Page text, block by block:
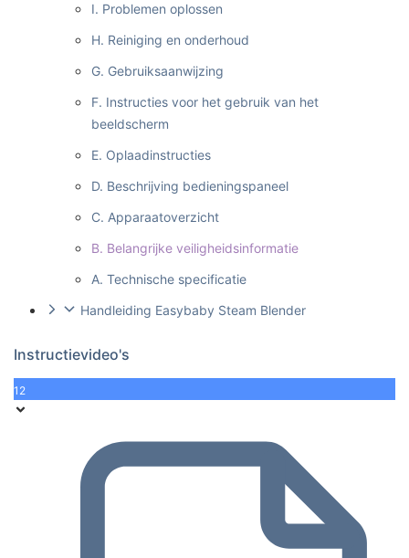
I. Problemen oplossen
H. Reiniging en onderhoud
G. Gebruiksaanwijzing
F. Instructies voor het gebruik van het
beeldscherm
E. Oplaadinstructies
D. Beschrijving bedieningspaneel
C. Apparaatoverzicht
B. Belangrijke veiligheidsinformatie
A. Technische specificatie
Handleiding Easybaby Steam Blender
Instructievideo's
12